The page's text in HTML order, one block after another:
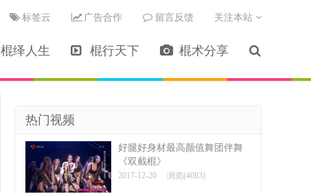
棍绎人生 棍行天下 棍术分享
标签云 广告合作 留言反馈 关注本站
热门视频
好腿好身材最高颜值舞团伴舞
《双截棍》
2017-12-20 浏览(4083)